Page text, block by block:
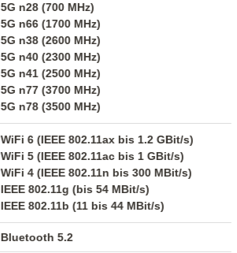
5G n28 (700 MHz)
5G n66 (1700 MHz)
5G n38 (2600 MHz)
5G n40 (2300 MHz)
5G n41 (2500 MHz)
5G n77 (3700 MHz)
5G n78 (3500 MHz)
WiFi 6 (IEEE 802.11ax bis 1.2 GBit/s)
WiFi 5 (IEEE 802.11ac bis 1 GBit/s)
WiFi 4 (IEEE 802.11n bis 300 MBit/s)
IEEE 802.11g (bis 54 MBit/s)
IEEE 802.11b (11 bis 44 MBit/s)
Bluetooth 5.2